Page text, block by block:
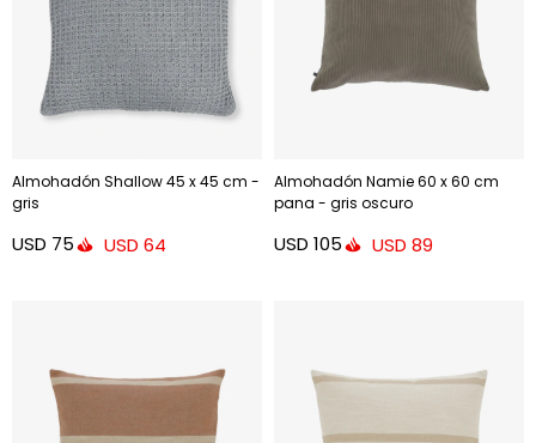
Almohadón Shallow 45 x 45 cm -
gris
USD 75 USD 64
Almohadón Namie 60 x 60 cm
pana - gris oscuro
USD 105 USD 89